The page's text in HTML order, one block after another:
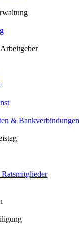
& Bankverbindungen